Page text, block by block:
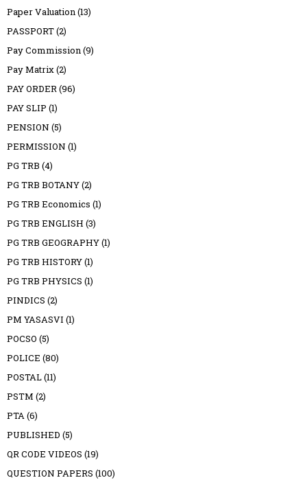
Paper Valuation(13)
PASSPORT(2)
Pay Commission(9)
Pay Matrix(2)
PAY ORDER(96)
PAY SLIP (1)
PENSION (5)
PERMISSION (1)
PG TRB (4)
PG TRB BOTANY(2)
PG TRB Economics (1)
PG TRB ENGLISH (3)
PG TRB GEOGRAPHY(1)
PG TRB HISTORY(1)
PG TRB PHYSICS (1)
PINDICS (2)
PM YASASVI (1)
POCSO (5)
POLICE (80)
POSTAL(11)
PSTM (2)
PTA(6)
PUBLISHED (5)
QR CODE VIDEOS (19)
QUESTION PAPERS (100)